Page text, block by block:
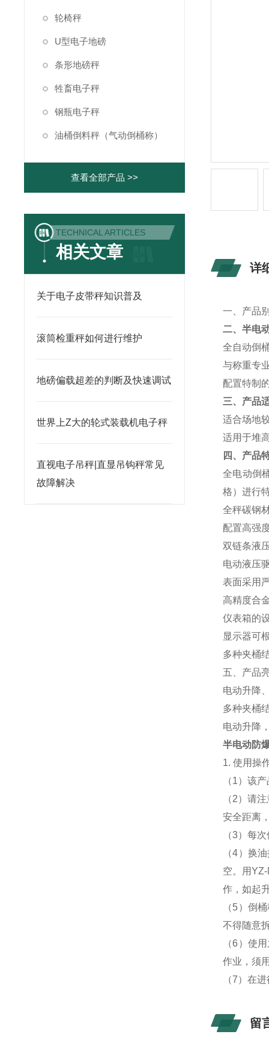
轮椅秤
U型电子地磅
条形地磅秤
牲畜电子秤
钢瓶电子秤
油桶倒料秤（气动倒桶称）
查看全部产品 >>
TECHNICAL ARTICLES
相关文章
关于电子皮带秤知识普及
滚筒检重秤如何进行维护
地磅偏载超差的判断及快速调试
世界上Z大的轮式装载机电子秤
直视电子吊秤|直显吊钩秤常见
故障解决
详
一、产品
二、半电
全自动倒
与称重专
配置特制
三、产品
适合场地
适用于堆
四、产品
全电动倒
格）进行
全秤碳钢
配置高强
双链条液
电动液压
表面采用
高精度合
仪表箱的
显示器可
多种夹桶
五、产品
电动升降
多种夹桶
电动升降
半电动防
1. 使用操
（1）该
（2）请
安全距离
（3）每
（4）换
空。用
作，如起
（5）倒
不得随意
（6）使
作业，须
（7）在
留